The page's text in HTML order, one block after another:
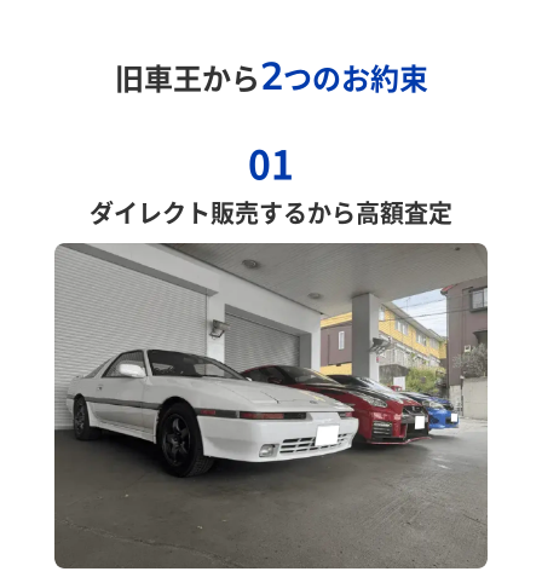
旧車王から2つのお約束
01
ダイレクト販売するから高額査定